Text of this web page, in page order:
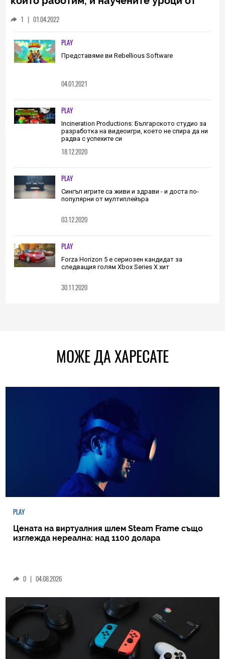
трябва да извървим като екип
1 | 01.04.2022
PLAY
Представяме ви Rebellious Software
04.01.2021
PLAY
Incineration Productions: Българското студио за
разработка на видеоигри, което не спира да ни
радва с успехите си
18.12.2020
PLAY
Сингъл игрите са живи и здрави - и доста по-
популярни от мултиплейъра
03.12.2020
PLAY
Forza Horizon 5 е сериозен кандидат за
следващия голям Xbox Series X хит
30.11.2020
МОЖЕ ДА ХАРЕСАТЕ
PLAY
Цената на виртуалния шлем Steam Frame също
изглежда нереална: над 1100 долара
0 | 04.08.2026